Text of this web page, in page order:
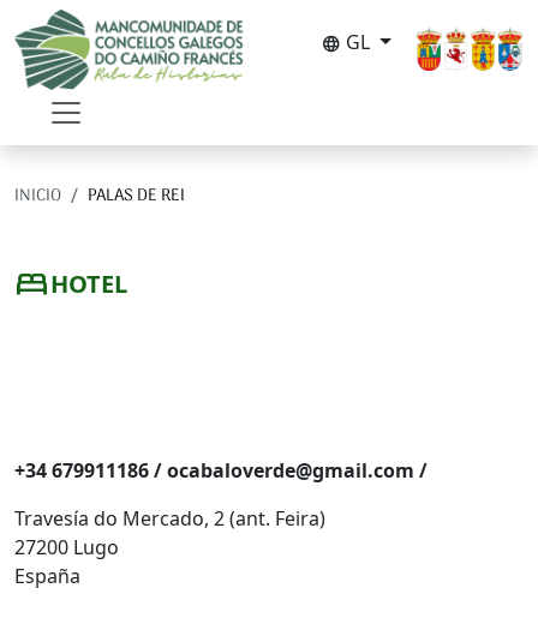
Ir o contido principal
language GL
INICIO PALAS DE REI
bedHOTEL
+34 679911186 / ocabaloverde@gmail.com /
Travesía do Mercado, 2 (ant. Feira)
27200 Lugo
España